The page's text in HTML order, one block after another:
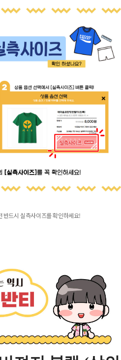
반드시 실측사이즈를 확인하세요!